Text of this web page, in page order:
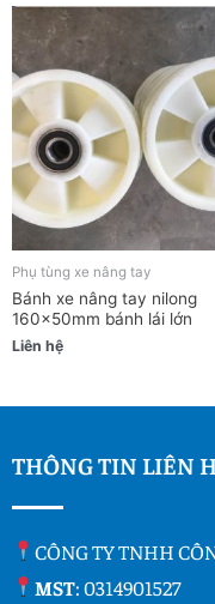
Phụ tùng xe nâng tay
Bánh xe nâng tay nilong
160x50mm bánh lái lớn
Liên hệ
THÔNG TIN LIÊN
CÔNG TY TNHH
MST: 0314901527